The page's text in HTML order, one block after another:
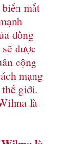
mất
đồng
được
cộng
mạng
giới.
là